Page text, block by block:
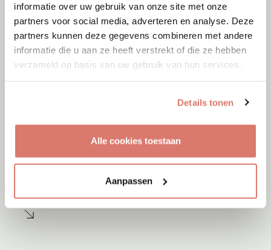
informatie over uw gebruik van onze site met onze
partners voor social media, adverteren en analyse. Deze
partners kunnen deze gegevens combineren met andere
informatie die u aan ze heeft verstrekt of die ze hebben
verzameld op basis van uw gebruik van hun services.
Details tonen
Alle cookies toestaan
Aanpassen
Murley